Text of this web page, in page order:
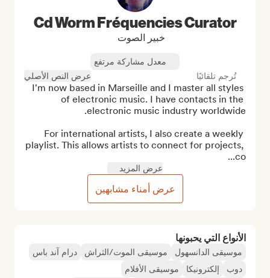
الأنواع التي يحبونها
موسيقى الدانسهول موسيقى الموت/الثراش
درام آند باس
دوب
إلكترونيكا
موسيقى الأفلام
Cd Worm Fréquencies Curator
خبير الصوت
معدل مشاركة مرتفع
تُرجم تلقائيًا
عرض النص الأصلي
I'm now based in Marseille and I master all styles
of electronic music. I have contacts in the
For international artists, I also create a weekly
playlist. This allows artists to connect for projects,
co...
عرض المزيد
عرض أمناء مشابهين